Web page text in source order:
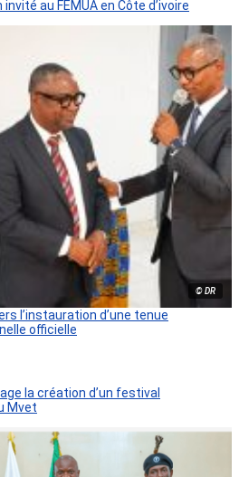
invité au FEMUA en Côte d’ivoire
© DR
l’instauration d’une tenue
officielle
la création d’un festival
Mvet